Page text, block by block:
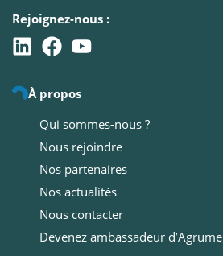
Rejoignez-nous :
À propos
Qui sommes-nous ?
Nous rejoindre
Nos partenaires
Nos actualités
Nous contacter
Devenez ambassadeur d’Agrume